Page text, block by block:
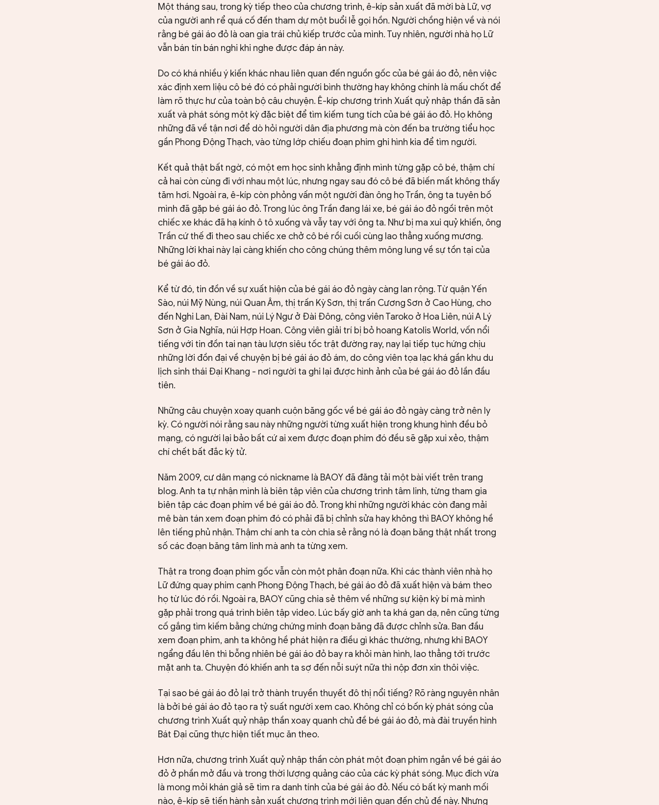
Một tháng sau, trong kỳ tiếp theo của chương trình, ê-kíp sản xuất đã mời bà Lữ, vợ
của người anh rể quá cố đến tham dự một buổi lễ gọi hồn. Người chồng hiện về và nói
rằng bé gái áo đỏ là oan gia trái chủ kiếp trước của mình. Tuy nhiên, người nhà họ Lữ
vẫn bán tín bán nghi khi nghe được đáp án này.
Do có khá nhiều ý kiến khác nhau liên quan đến nguồn gốc của bé gái áo đỏ, nên việc
xác định xem liệu cô bé đó có phải người bình thường hay không chính là mấu chốt để
làm rõ thực hư của toàn bộ câu chuyện. Ê-kíp chương trình Xuất quỷ nhập thần đã sản
xuất và phát sóng một kỳ đặc biệt để tìm kiếm tung tích của bé gái áo đỏ. Họ không
những đã về tận nơi để dò hỏi người dân địa phương mà còn đến ba trường tiểu học
gần Phong Động Thạch, vào từng lớp chiếu đoạn phim ghi hình kia để tìm người.
Kết quả thật bất ngờ, có một em học sinh khẳng định mình từng gặp cô bé, thậm chí
cả hai còn cùng đi với nhau một lúc, nhưng ngay sau đó cô bé đã biến mất không thấy
tăm hơi. Ngoài ra, ê-kíp còn phỏng vấn một người đàn ông họ Trần, ông ta tuyên bố
mình đã gặp bé gái áo đỏ. Trong lúc ông Trần đang lái xe, bé gái áo đỏ ngồi trên một
chiếc xe khác đã hạ kính ô tô xuống và vẫy tay với ông ta. Như bị ma xui quỷ khiến, ông
Trần cứ thế đi theo sau chiếc xe chở cô bé rồi cuối cùng lao thẳng xuống mương.
Những lời khai này lại càng khiến cho công chúng thêm mông lung về sự tồn tại của
bé gái áo đỏ.
Kể từ đó, tin đồn về sự xuất hiện của bé gái áo đỏ ngày càng lan rộng. Từ quận Yến
Sào, núi Mỹ Nùng, núi Quan Âm, thị trấn Kỳ Sơn, thị trấn Cương Sơn ở Cao Hùng, cho
đến Nghi Lan, Đài Nam, núi Lý Ngư ở Đài Đông, công viên Taroko ở Hoa Liên, núi A Lý
Sơn ở Gia Nghĩa, núi Hợp Hoan. Công viên giải trí bị bỏ hoang Katolis World, vốn nổi
tiếng với tin đồn tai nạn tàu lượn siêu tốc trật đường ray, nay lại tiếp tục hứng chịu
những lời đồn đại về chuyện bị bé gái áo đỏ ám, do công viên tọa lạc khá gần khu du
lịch sinh thái Đại Khang - nơi người ta ghi lại được hình ảnh của bé gái áo đỏ lần đầu
tiên.
Những câu chuyện xoay quanh cuộn băng gốc về bé gái áo đỏ ngày càng trở nên ly
kỳ. Có người nói rằng sau này những người từng xuất hiện trong khung hình đều bỏ
mạng, có người lại bảo bất cứ ai xem được đoạn phim đó đều sẽ gặp xui xẻo, thậm
chí chết bất đắc kỳ tử.
Năm 2009, cư dân mạng có nickname là BAOY đã đăng tải một bài viết trên trang
blog. Anh ta tự nhận mình là biên tập viên của chương trình tâm linh, từng tham gia
biên tập các đoạn phim về bé gái áo đỏ. Trong khi những người khác còn đang mải
mê bàn tán xem đoạn phim đó có phải đã bị chỉnh sửa hay không thì BAOY không hề
lên tiếng phủ nhận. Thậm chí anh ta còn chia sẻ rằng nó là đoạn băng thật nhất trong
số các đoạn băng tâm linh mà anh ta từng xem.
Thật ra trong đoạn phim gốc vẫn còn một phân đoạn nữa. Khi các thành viên nhà họ
Lữ đứng quay phim cạnh Phong Động Thạch, bé gái áo đỏ đã xuất hiện và bám theo
họ từ lúc đó rồi. Ngoài ra, BAOY cũng chia sẻ thêm về những sự kiện kỳ bí mà mình
gặp phải trong quá trình biên tập video. Lúc bấy giờ anh ta khá gan dạ, nên cũng từng
cố gắng tìm kiếm bằng chứng chứng minh đoạn băng đã được chỉnh sửa. Ban đầu
xem đoạn phim, anh ta không hề phát hiện ra điều gì khác thường, nhưng khi BAOY
ngẩng đầu lên thì bỗng nhiên bé gái áo đỏ bay ra khỏi màn hình, lao thẳng tới trước
mặt anh ta. Chuyện đó khiến anh ta sợ đến nỗi suýt nữa thì nộp đơn xin thôi việc.
Tại sao bé gái áo đỏ lại trở thành truyền thuyết đô thị nổi tiếng? Rõ ràng nguyên nhân
là bởi bé gái áo đỏ tạo ra tỷ suất người xem cao. Không chỉ có bốn kỳ phát sóng của
chương trình Xuất quỷ nhập thần xoay quanh chủ đề bé gái áo đỏ, mà đài truyền hình
Bát Đại cũng thực hiện tiết mục ăn theo.
Hơn nữa, chương trình Xuất quỷ nhập thần còn phát một đoạn phim ngắn về bé gái áo
đỏ ở phần mở đầu và trong thời lượng quảng cáo của các kỳ phát sóng. Mục đích vừa
là mong mỏi khán giả sẽ tìm ra danh tính của bé gái áo đỏ. Nếu có bất kỳ manh mối
nào, ê-kíp sẽ tiến hành sản xuất chương trình mới liên quan đến chủ đề này. Nhưng